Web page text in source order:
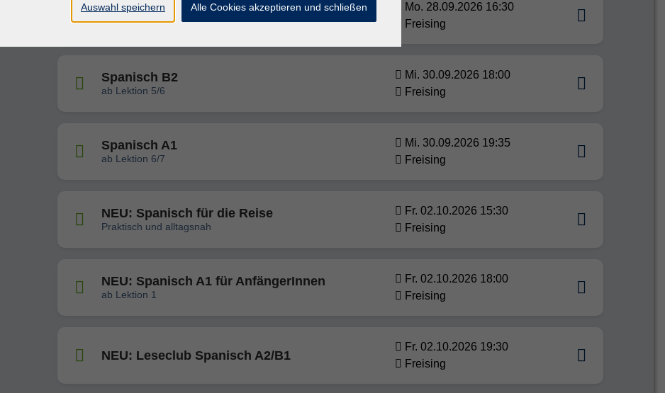
NEU: Spanisch A1 - AnfängerInnen
ab Lektion 1
Mo. 28.09.2026 16:30
Freising
Spanisch B2
ab Lektion 5/6
Mi. 30.09.2026 18:00
Freising
Spanisch A1
ab Lektion 6/7
Mi. 30.09.2026 19:35
Freising
NEU: Spanisch für die Reise
Praktisch und alltagsnah
Fr. 02.10.2026 15:30
Freising
NEU: Spanisch A1 für AnfängerInnen
ab Lektion 1
Fr. 02.10.2026 18:00
Freising
NEU: Leseclub Spanisch A2/B1
Fr. 02.10.2026 19:30
Freising
Auswahl speichern Alle Cookies akzeptieren und schließen